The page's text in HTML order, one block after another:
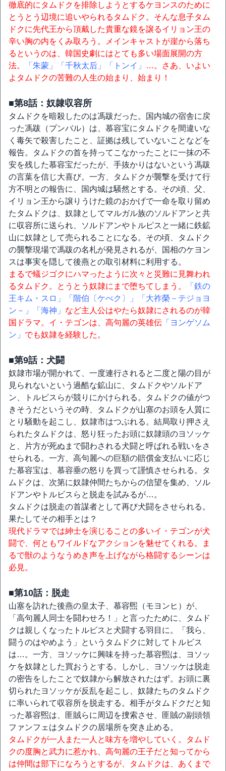
徹底的にタムドクを排除しようとするケヨンスのために
とうとう辺境に追いやられるタムドク。そんな息子タム
ドクに先代王から頂戴した貴重な鏡を譲るイリョン王の
辛い胸の内をくみ取ろう。メインキャストが崖から落ち
るというのは、韓国史劇にはとても多い場面展開の方
法。
「朱蒙」 「千秋太后」 「トンイ」
…。さあ、いよい
よタムドクの苦難の人生の始まり、始まり！
■第8話：奴隷収容所
タムドクを暗殺したのは馮跋だった。国内城の宿舎に戻
った馮跋（プンバル）は、慕容宝にタムドクを間違いな
く毒矢で殺害したこと、証拠は残していないことなどを
報告。タムドクの首を持ってこなかったことに一抹の不
安を残した慕容宝だったが、手抜かりはないという馮跋
の言葉を信じ大喜び。一方、タムドクが襲撃を受けて行
方不明との報告に、国内城は騒然とする。その頃、父、
イリョン王から譲りうけた鏡のおかげで一命を取り留め
たタムドクは、奴隷としてマルガル族のソルドアンと共
に収容所に送られ、ソルドアンやトルピスと一緒に鉄鉱
山に奴隷として売られることになる。その頃、タムドク
の襲撃現場で馮跋の名札が発見されるが、国相のケヨン
スは事実を隠して後燕との取引材料に利用する。
まるで蟻ジゴクにハマったように次々と災難に見舞われ
るタムドク。とうとう奴隷にまで堕ちてしまう。
「鉄の
王キム・スロ」
「階伯〔ケべク〕」
「大祚榮－テジョヨ
ン－」
「海神」 など主人公はやたら奴隷にされるのが韓
国ドラマ。イ・テゴンは、高句麗の英雄伝 「ヨンゲソム
ン」 でも奴隷を経験した。
■第9話：犬闘
奴隷市場が開かれて、一度連行されると二度と陽の目が
見られないという過酷な鉱山に、タムドクやソルドア
ン、トルビスらが競りにかけられる。タムドクの値がつ
きそうだというその時、タムドクが山塞のお頭を人質に
とり騒動を起こし、奴隷市はつぶれる。結局取り押さえ
られたタムドクは、怒り狂ったお頭に奴隷頭のヨソッケ
と、片方が死ぬまで闘わされる犬闘と呼ばれる戦いをさ
せられる。一方、高句麗への巨額の賠償金支払いに応じ
た慕容宝は、慕容垂の怒りを買って謹慎させられる。タ
ムドクは、次第に奴隷仲間たちからの信望を集め、ソル
ドアンやトルビスらと脱走を試みるが…。
タムドクは脱走の首謀者として再び犬闘をさせられる。
果たしてその相手とは？
現代ドラマでは紳士を演じることの多いイ・テゴンが犬
闘で、何ともワイルドなアクションを魅せてくれる。ま
るで獣のようなうめき声を上げながら格闘するシーンは
必見。
■第10話：脱走
山塞を訪れた後燕の皇太子、慕容煕（モヨンヒ）が、
「高句麗人同士を闘わせろ！」と言ったために、タムド
クは親しくなったトルビスと犬闘する羽目に。「我ら、
闘うのはやめよう」というタムドクに対してトルビス
は…。一方、ヨソッケに興味を持った慕容煕は、ヨソッ
ケを奴隷とした買おうとする。しかし、ヨソッケは脱走
の密告をしたことで奴隷から解放されたはず。お頭に裏
切られたヨソッケが反乱を起こし、奴隷たちのタムドク
に率いられて収容所を脱走する。相手がタムドクだと知
った慕容煕は、匪賊らに周辺を捜索させ、匪賊の副頭領
ファンフェはタムドクの居場所を突き止める。
タムドクが一人また一人と味方を増やしていく。タムド
クの度胸と武力に惹かれ、高句麗の王子だと知ってから
は仲間は部下になろうとするが、タムドクは、あくまで